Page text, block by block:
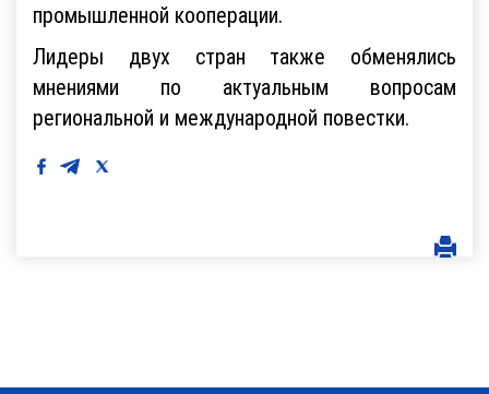
промышленной кооперации.
Лидеры двух стран также обменялись
мнениями по актуальным вопросам
региональной и международной повестки.